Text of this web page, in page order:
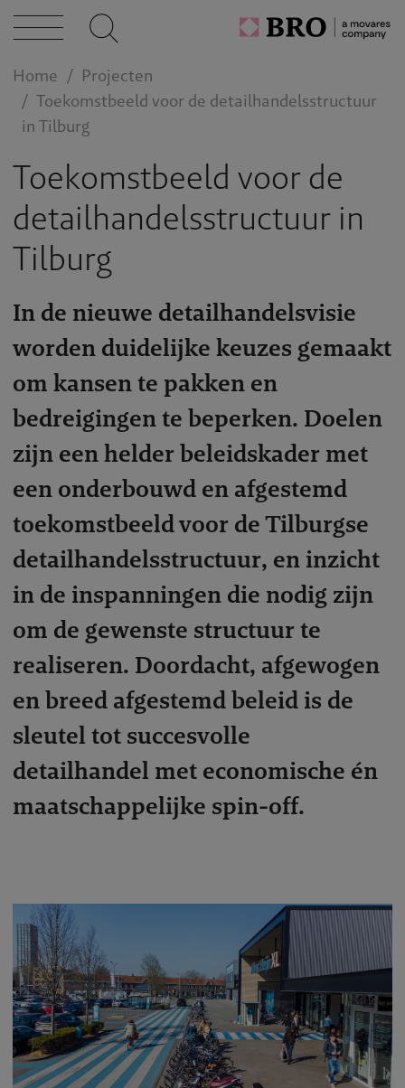
bij
Home
Projecten
Toekomstbeeld voor de detailhandelsstructuur
in Tilburg
Toekomstbeeld voor de
detailhandelsstructuur in
Tilburg
In de nieuwe detailhandelsvisie
worden duidelijke keuzes gemaakt
om kansen te pakken en
bedreigingen te beperken. Doelen
zijn een helder beleidskader met
een onderbouwd en afgestemd
toekomstbeeld voor de Tilburgse
detailhandelsstructuur, en inzicht
in de inspanningen die nodig zijn
om de gewenste structuur te
realiseren. Doordacht, afgewogen
en breed afgestemd beleid is de
sleutel tot succesvolle
detailhandel met economische én
maatschappelijke spin-off.